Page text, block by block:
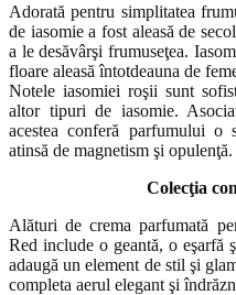
Adorată pentru simplitatea
de iasomie a fost aleasă de
a le desăvârşi frumuseţea.
floare aleasă întotdeauna de
Notele iasomiei roşii sunt
altor tipuri de iasomie.
acestea conferă parfumului o
atinsă de magnetism şi opulenţă.
Colecţia
Alături de crema parfumată
Red include o geantă, o eşarfă
adaugă un element de stil şi
completa aerul elegant şi